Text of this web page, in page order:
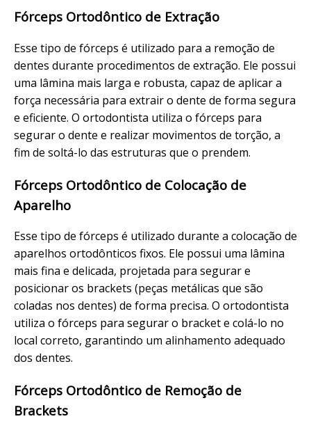
Fórceps Ortodôntico de Extração
Esse tipo de fórceps é utilizado para a remoção de
dentes durante procedimentos de extração. Ele possui
uma lâmina mais larga e robusta, capaz de aplicar a
força necessária para extrair o dente de forma segura
e eficiente. O ortodontista utiliza o fórceps para
segurar o dente e realizar movimentos de torção, a
fim de soltá-lo das estruturas que o prendem.
Fórceps Ortodôntico de Colocação de
Aparelho
Esse tipo de fórceps é utilizado durante a colocação de
aparelhos ortodônticos fixos. Ele possui uma lâmina
mais fina e delicada, projetada para segurar e
posicionar os brackets (peças metálicas que são
coladas nos dentes) de forma precisa. O ortodontista
utiliza o fórceps para segurar o bracket e colá-lo no
local correto, garantindo um alinhamento adequado
dos dentes.
Fórceps Ortodôntico de Remoção de
Brackets